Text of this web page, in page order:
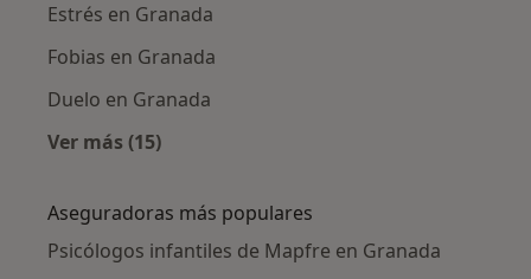
Estrés en Granada
Fobias en Granada
Duelo en Granada
Ver más (15)
Aseguradoras más populares
Psicólogos infantiles de Mapfre en Granada